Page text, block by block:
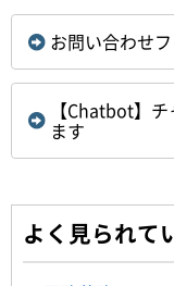
お問い合わせ
【Chatbot】
ます
よく見られて